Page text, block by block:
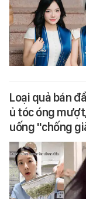
Loại quả bán
ủ tóc óng
uống "chống